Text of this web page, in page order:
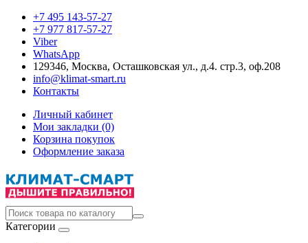
+7 495 143-57-27
+7 977 817-57-27
Viber
WhatsApp
129346, Москва, Осташковская ул., д.4. стр.3, оф.208
info@klimat-smart.ru
Контакты
Личный кабинет
Мои закладки (0)
Корзина покупок
Оформление заказа
Категории